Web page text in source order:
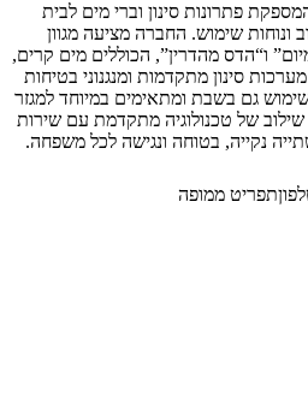
פתרונות סינון וברי מים לבית
ונוחות שימוש. החברה מציעה מגוון
ו“הדס מהדרין”, הכוללים מים קרים,
סינון מתקדמות ומנגנוני בטיחות
גם בשבת ומתאימים במיוחד למגזר
של טכנולוגיה מתקדמת עם שירות
נקייה, בטוחה ונגישה לכל משפחה.
תפריט ממופה